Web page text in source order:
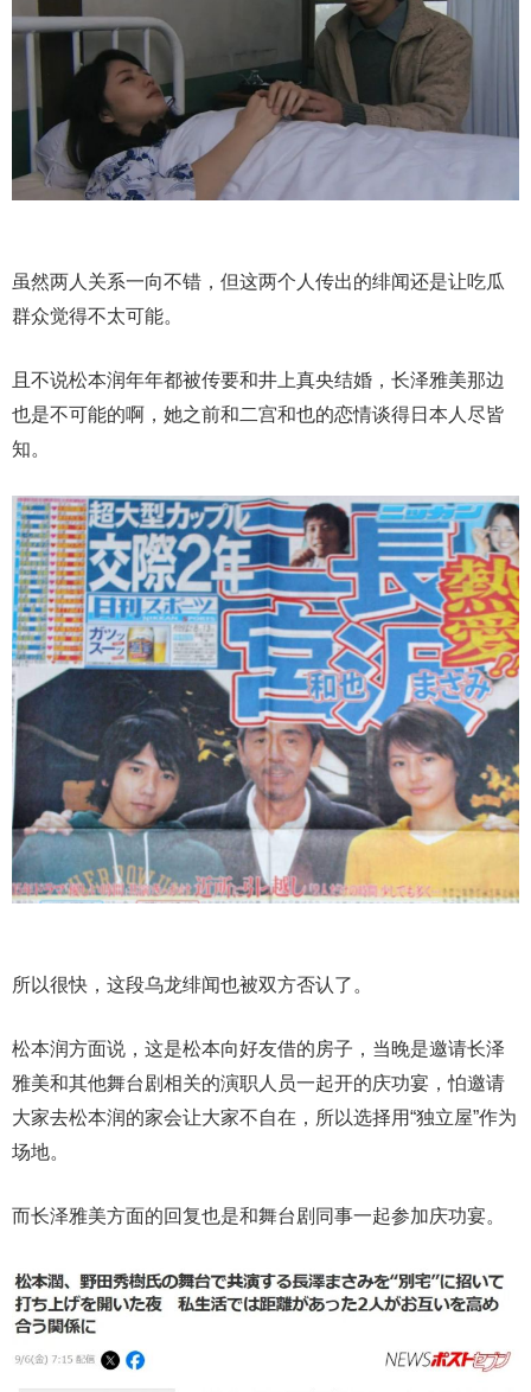
虽然两人关系一向不错，但这两个人传出的绯闻还是让吃瓜
群众觉得不太可能。
且不说松本润年年都被传要和井上真央结婚，长泽雅美那边
也是不可能的啊，她之前和二宫和也的恋情谈得日本人尽皆
知。
所以很快，这段乌龙绯闻也被双方否认了。
松本润方面说，这是松本向好友借的房子，当晚是邀请长泽
雅美和其他舞台剧相关的演职人员一起开的庆功宴，怕邀请
大家去松本润的家会让大家不自在，所以选择用“独立屋”作为
场地。
而长泽雅美方面的回复也是和舞台剧同事一起参加庆功宴。